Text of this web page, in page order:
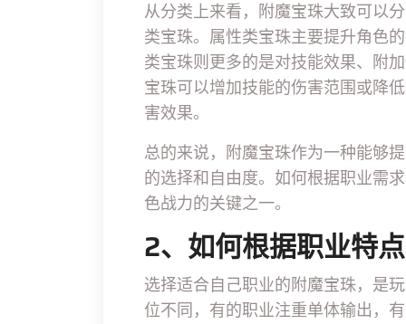
从分类上来看，附魔宝珠大致可以
类宝珠。属性类宝珠主要提升角色
类宝珠则更多的是对技能效果、附
宝珠可以增加技能的伤害范围或降
害效果。
总的来说，附魔宝珠作为一种能够
的选择和自由度。如何根据职业需
色战力的关键之一。
2、如何根据职业特
选择适合自己职业的附魔宝珠，是
位不同，有的职业注重单体输出，